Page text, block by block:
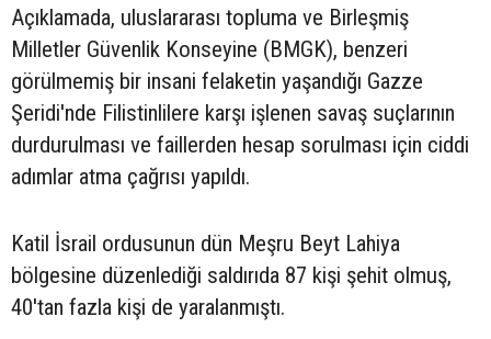
Açıklamada, uluslararası topluma ve Birleşmiş
Milletler Güvenlik Konseyine (BMGK), benzeri
görülmemiş bir insani felaketin yaşandığı Gazze
Şeridi'nde Filistinlilere karşı işlenen savaş suçlarının
durdurulması ve faillerden hesap sorulması için ciddi
adımlar atma çağrısı yapıldı.
Katil İsrail ordusunun dün Meşru Beyt Lahiya
bölgesine düzenlediği saldırıda 87 kişi şehit olmuş,
40'tan fazla kişi de yaralanmıştı.